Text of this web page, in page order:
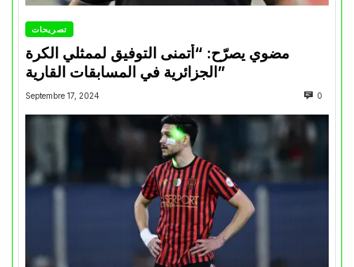
تصريحات
مضوي يصرّح: “أتمنى التوفيق لممثلي الكرة
الجزائرية في المسابقات القارية”
Septembre 17, 2024 0